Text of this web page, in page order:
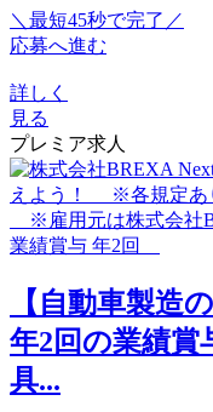
＼最短45秒で完了／
応募へ進む
詳しく
見る
プレミア求人
【自動車製造
年2回の業績賞
具...